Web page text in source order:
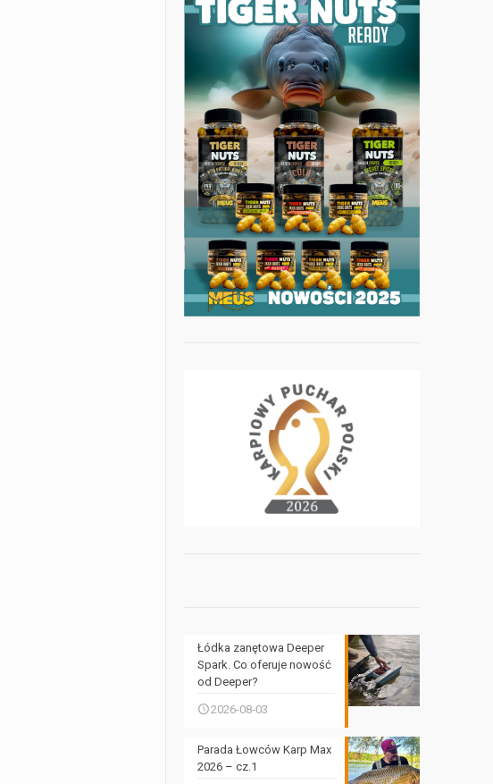
Łódka zanętowa Deeper
Spark. Co oferuje nowość
od Deeper?
2026-08-03
Parada Łowców Karp Max
2026 – cz.1